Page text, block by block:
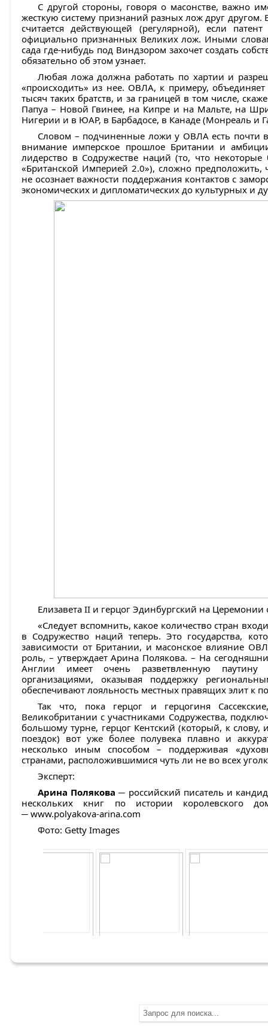
С другой стороны, говоря о масонстве, важно
жесткую систему признаний разных лож друг другом.
считается действующей (регулярной), если
официально признанных Великих лож. Иными
сада где-нибудь под Виндзором захочет создать
обязательно об этом узнает.
Любая ложа должна работать по хартии и
«происходить» из нее. ОВЛА, к примеру,
тысяч таких братств, и за границей в том числе,
Папуа – Новой Гвинее, на Кипре и на Мальте, на
Нигерии и в ЮАР, в Барбадосе, в Канаде (Монреаль и
Словом – подчиненные ложи у ОВЛА есть почти
внимание имперское прошлое Британии и
лидерство в Содружестве наций (то, что
«Британской Империей 2.0»), сложно предположить,
не осознает важности поддержания контактов с
экономических и дипломатических до культурных и
Елизавета II и герцог Эдинбургский на
«Следует вспомнить, какое количество стран
в Содружество наций теперь. Это государства,
зависимости от Британии, и масонское влияние
роль, – утверждает Арина Полякова. – На
Англии имеет очень разветвленную
организациями, оказывая поддержку
обеспечивают лояльность местных правящих элит к
Так что, пока герцог и герцогиня
Великобритании с участниками Содружества,
большому турне, герцог Кентский (который, к
поездок) вот уже более полувека плавно и
несколько иным способом – поддерживая
странами, расположившимися чуть ли не во всех
Эксперт:
Арина Полякова ─ российский писатель и
нескольких книг по истории королевского
─ www.polyakova-arina.com
Фото: Getty Images